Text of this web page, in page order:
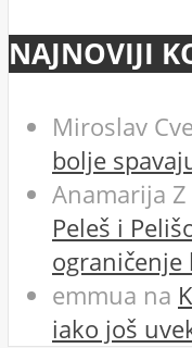
NAJNOVIJI
Miroslav
bolje
Anamarija Z
Peleš i
ograničenje
emmua na
iako još